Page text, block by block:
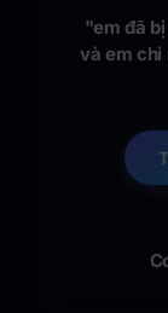
"em đã
và em chỉ